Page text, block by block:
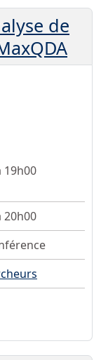
de
19h00
20h00